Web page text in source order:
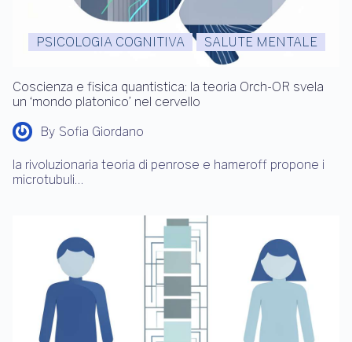
PSICOLOGIA COGNITIVA SALUTE MENTALE
Coscienza e fisica quantistica: la teoria Orch-OR svela
un ‘mondo platonico’ nel cervello
By Sofia Giordano
la rivoluzionaria teoria di penrose e hameroff propone i
microtubuli…